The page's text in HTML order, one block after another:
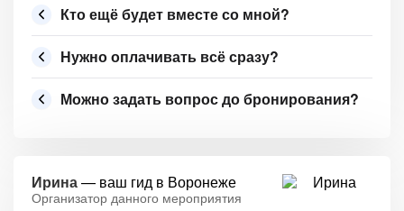
Кто ещё будет вместе со мной?
Нужно оплачивать всё сразу?
Можно задать вопрос до бронирования?
Ирина— ваш гид в Воронеже
Организатор данного мероприятия